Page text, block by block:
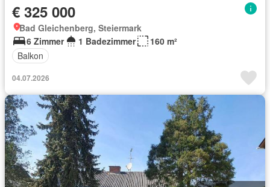
€ 325 000
Bad Gleichenberg, Steiermark
6 Zimmer
1 Badezimmer
160 m²
Balkon
04.07.2026